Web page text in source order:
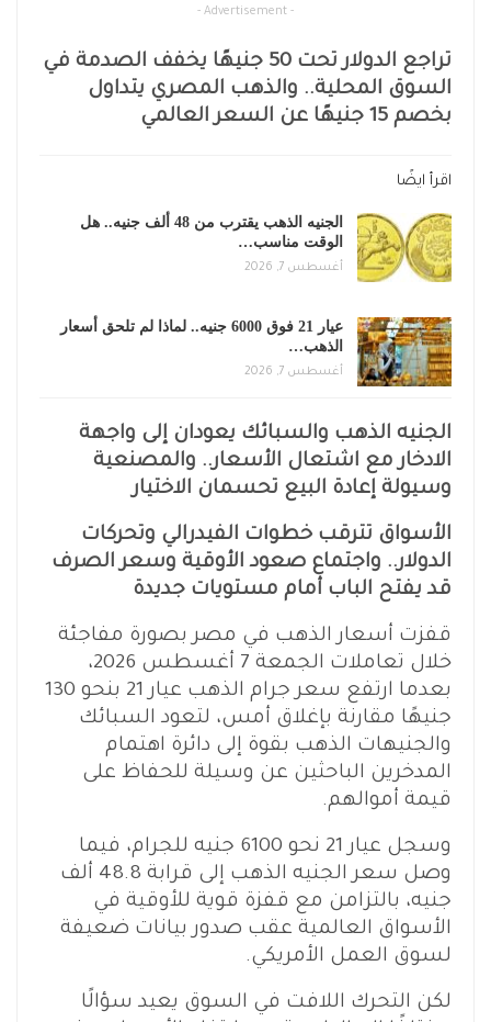
- Advertisement -
تراجع الدولار تحت 50 جنيهًا يخفف الصدمة في
السوق المحلية.. والذهب المصري يتداول
بخصم 15 جنيهًا عن السعر العالمي
اقرأ ايضًا
الجنيه الذهب يقترب من 48 ألف جنيه.. هل
الوقت مناسب…
أغسطس 7, 2026
عيار 21 فوق 6000 جنيه.. لماذا لم تلحق أسعار
الذهب…
أغسطس 7, 2026
الجنيه الذهب والسبائك يعودان إلى واجهة
الادخار مع اشتعال الأسعار.. والمصنعية
وسيولة إعادة البيع تحسمان الاختيار
الأسواق تترقب خطوات الفيدرالي وتحركات
الدولار.. واجتماع صعود الأوقية وسعر الصرف
قد يفتح الباب أمام مستويات جديدة
قفزت أسعار الذهب في مصر بصورة مفاجئة
خلال تعاملات الجمعة 7 أغسطس 2026،
بعدما ارتفع سعر جرام الذهب عيار 21 بنحو 130
جنيهًا مقارنة بإغلاق أمس، لتعود السبائك
والجنيهات الذهب بقوة إلى دائرة اهتمام
المدخرين الباحثين عن وسيلة للحفاظ على
قيمة أموالهم.
وسجل عيار 21 نحو 6100 جنيه للجرام، فيما
وصل سعر الجنيه الذهب إلى قرابة 48.8 ألف
جنيه، بالتزامن مع قفزة قوية للأوقية في
الأسواق العالمية عقب صدور بيانات ضعيفة
لسوق العمل الأمريكي.
لكن التحرك اللافت في السوق يعيد سؤالًا